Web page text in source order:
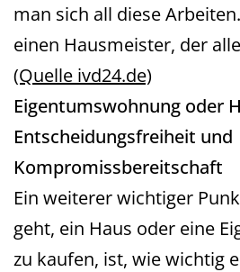
man sich all diese
einen Hausmeister, der
(Quelle ivd24.de)
Eigentumswohnung oder
Entscheidungsfreiheit und
Kompromissbereitschaft
Ein weiterer wichtiger
geht, ein Haus oder eine
zu kaufen, ist, wie wichtig